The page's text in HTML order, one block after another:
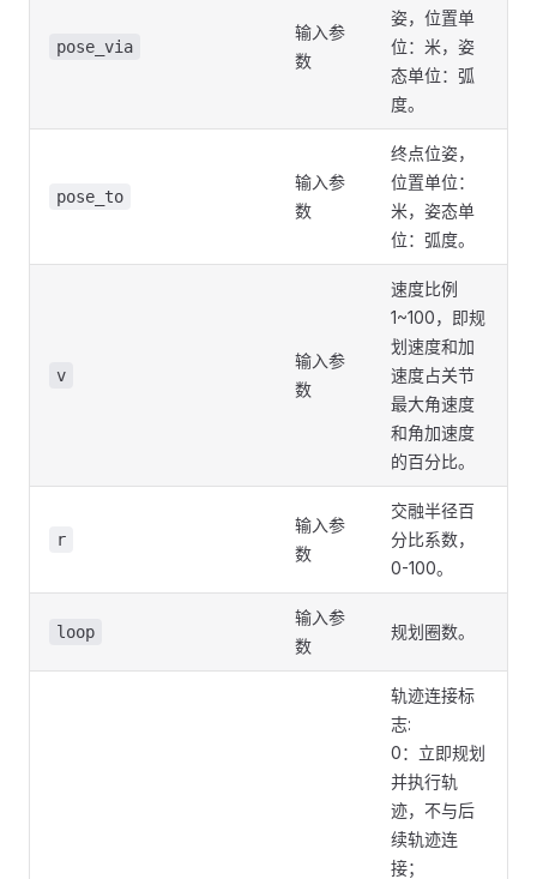
pose_via
输入参
数
姿，位置单
位：米，姿
态单位：弧
度。
pose_to
输入参
数
终点位姿，
位置单位：
米，姿态单
位：弧度。
v
输入参
数
速度比例
1~100，即规
划速度和加
速度占关节
最大角速度
和角加速度
的百分比。
r
输入参
数
交融半径百
分比系数，
0-100。
loop
输入参
数
规划圈数。
轨迹连接标
志:
0：立即规划
并执行轨
迹，不与后
续轨迹连
接；